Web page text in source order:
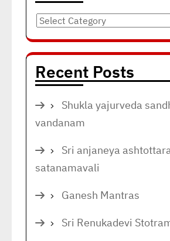
Categories
Recent Posts
Shukla yajurveda
vandanam
Sri anjaneya
satanamavali
Ganesh Mantras
Sri Renukadevi